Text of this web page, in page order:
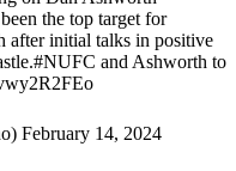
the top target for
after initial talks in positive
#NUFC and Ashworth to
February 14, 2024